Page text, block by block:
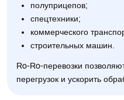
полуприцепов;
спецтехники;
коммерческого
строительных машин.
Ro-Ro-перевозки
перегрузок и ускорить